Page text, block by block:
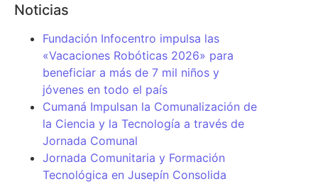
Noticias
Fundación Infocentro impulsa las
«Vacaciones Robóticas 2026» para
beneficiar a más de 7 mil niños y
jóvenes en todo el país
Cumaná Impulsan la Comunalización de
la Ciencia y la Tecnología a través de
Jornada Comunal
Jornada Comunitaria y Formación
Tecnológica en Jusepín Consolida